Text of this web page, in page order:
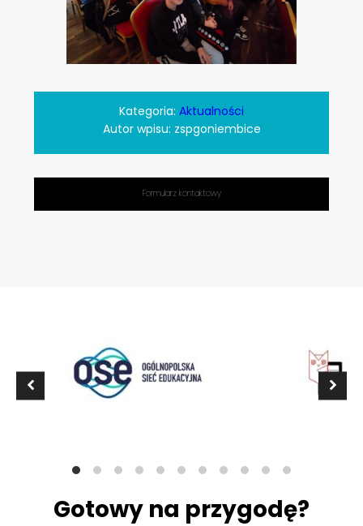
Kategoria: Aktualności
Autor wpisu: zspgoniembice
Formularz kontaktowy
Gotowy na przygodę?